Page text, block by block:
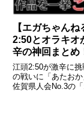
【エガちゃん
2:50とオラキオ
辛の神回まとめ
江頭2:50が激辛に
の戦いに「あたおか
佐賀県人会No.3の「